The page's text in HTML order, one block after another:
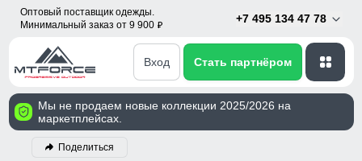
Оптовый поставщик одежды.
Минимальный заказ от 9 900 p
+7 495 134 47 78
Вход Стать партнёром
Мы не продаем новые коллекции 2025/2026 на
маркетплейсах.
Поделиться